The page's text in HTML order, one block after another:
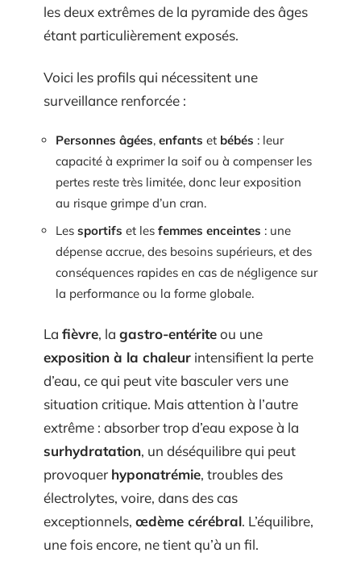
les deux extrêmes de la pyramide des âges
étant particulièrement exposés.
Voici les profils qui nécessitent une
surveillance renforcée :
Personnes âgées, enfants et bébés : leur
capacité à exprimer la soif ou à compenser les
pertes reste très limitée, donc leur exposition
au risque grimpe d’un cran.
Les sportifs et les femmes enceintes : une
dépense accrue, des besoins supérieurs, et des
conséquences rapides en cas de négligence sur
la performance ou la forme globale.
La fièvre, la gastro-entériteou une
exposition à la chaleur intensifient la perte
d’eau, ce qui peut vite basculer vers une
situation critique. Mais attention à l’autre
extrême : absorber trop d’eau expose à la
surhydratation, un déséquilibre qui peut
provoquer hyponatrémie, troubles des
électrolytes, voire, dans des cas
exceptionnels, œdème cérébral. L’équilibre,
une fois encore, ne tient qu’à un fil.